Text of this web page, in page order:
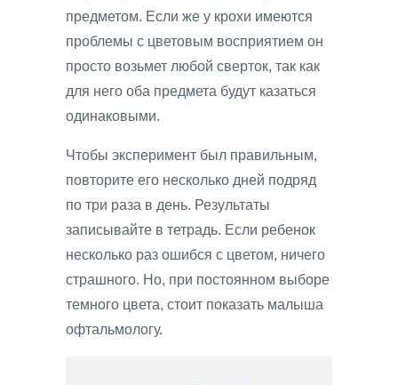
предметом. Если же у крохи имеются
проблемы с цветовым восприятием он
просто возьмет любой сверток, так как
для него оба предмета будут казаться
одинаковыми.
Чтобы эксперимент был правильным,
повторите его несколько дней подряд
по три раза в день. Результаты
записывайте в тетрадь. Если ребенок
несколько раз ошибся с цветом, ничего
страшного. Но, при постоянном выборе
темного цвета, стоит показать малыша
офтальмологу.